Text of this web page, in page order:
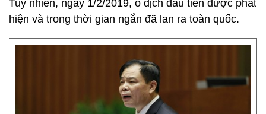
Tuy nhiên, ngày 1/2/2019, ổ dịch đầu tiên được phát
hiện và trong thời gian ngắn đã lan ra toàn quốc.